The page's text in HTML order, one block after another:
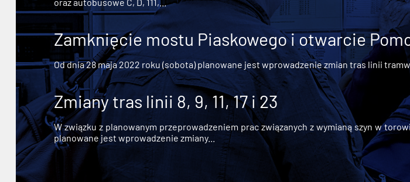
oraz autobusowe C, D, 111,...
Zamknięcie mostu Piaskowego i otwarcie
Od dnia 28 maja 2022 roku (sobota) planowane jest wprowadzenie zmian tras linii
Zmiany tras linii 8, 9, 11, 17 i 23
W związku z planowanym przeprowadzeniem prac związanych z wymianą szyn w
planowane jest wprowadzenie zmiany...